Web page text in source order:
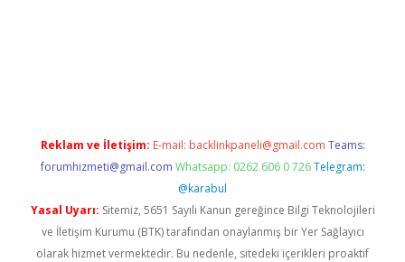
Reklam ve İletişim: E-mail: backlinkpaneli@gmail.com Teams:
forumhizmeti@gmail.com Whatsapp: 0262 606 0 726 Telegram:
@karabul
Yasal Uyarı: Sitemiz, 5651 Sayılı Kanun gereğince Bilgi Teknolojileri
ve İletişim Kurumu (BTK) tarafından onaylanmış bir Yer Sağlayıcı
olarak hizmet vermektedir. Bu nedenle, sitedeki içerikleri proaktif